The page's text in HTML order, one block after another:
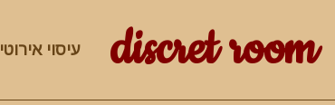
discret room עיסוי אירוטי